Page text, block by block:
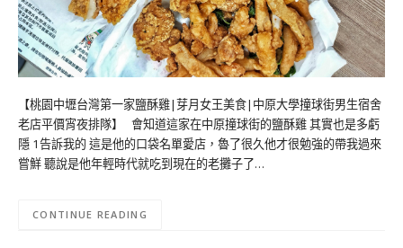
【桃園中壢台灣第一家鹽酥雞|芽月女王美食|中原大學撞球街男生宿舍
老店平價宵夜排隊】 會知道這家在中原撞球街的鹽酥雞 其實也是多虧
隱 1告訴我的 這是他的口袋名單愛店，魯了很久他才很勉強的帶我過來
嘗鮮 聽說是他年輕時代就吃到現在的老攤子了…
CONTINUE READING